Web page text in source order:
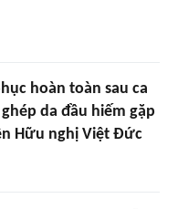
hoàn toàn sau ca
da đầu hiếm gặp
Hữu nghị Việt Đức